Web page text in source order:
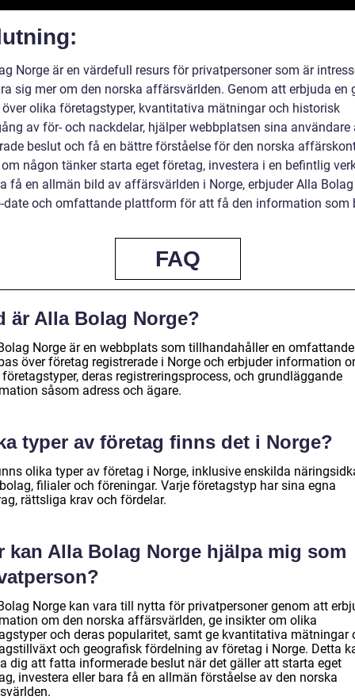
Norge är en värdefull resurs för privatpersoner som är
sig mer om den norska affärsvärlden. Genom att erbjuda en
olika företagstyper, kvantitativa mätningar och historisk
av för- och nackdelar, hjälper webbplatsen sina användare
beslut och få en bättre förståelse för den norska
någon tänker starta eget företag, investera i en befintlig
få en allmän bild av affärsvärlden i Norge, erbjuder Alla
date och omfattande plattform för att få den information som
FAQ
är Alla Bolag Norge?
Norge är en webbplats som tillhandahåller en omfattande
över företag registrerade i Norge och erbjuder information
deras registreringsprocess, och grundläggande
såsom adress och ägare.
typer av företag finns det i Norge?
olika typer av företag i Norge, inklusive enskilda
filialer och föreningar. Varje företagstyp har sina egna
rättsliga krav och fördelar.
kan Alla Bolag Norge hjälpa mig som
Norge kan vara till nytta för privatpersoner genom att
om den norska affärsvärlden, ge insikter om olika
och deras popularitet, samt ge kvantitativa mätningar
och geografisk fördelning av företag i Norge. Detta
dig att fatta informerade beslut när det gäller att starta eget
investera eller bara få en allmän förståelse av den norska